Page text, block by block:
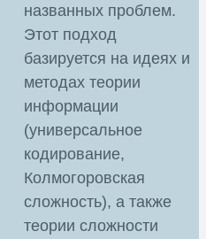
названных проблем.
Этот подход
базируется на идеях и
методах теории
информации
(универсальное
кодирование,
Колмогоровская
сложность), а также
теории сложности